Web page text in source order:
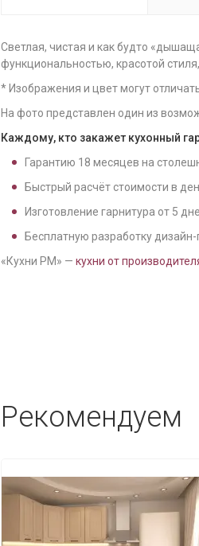
Светлая, чистая и как будто
функциональностью, красотой
* Изображения и цвет могут
На фото представлен один из
Каждому, кто закажет кухонный
Гарантию 18 месяцев на
Быстрый расчёт стоимости в
Изготовление гарнитура от 5
Бесплатную разработку дизайн-
«Кухни РМ» — кухни от
Рекомендуем